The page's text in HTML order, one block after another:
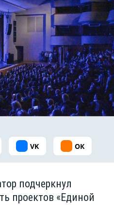
VK ОК
подчеркнул
проектов «Единой